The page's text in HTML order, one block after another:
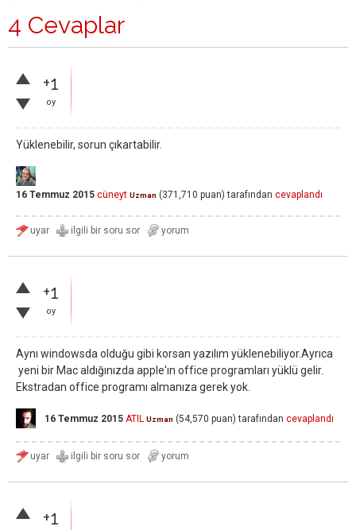
4 Cevaplar
+1
oy
Yüklenebilir, sorun çıkartabilir.
16 Temmuz 2015 cüneyt Uzman (371,710 puan) tarafından cevaplandı
+1
oy
Aynı windowsda olduğu gibi korsan yazılım yüklenebiliyor.Ayrıca
yeni bir Mac aldığınızda apple'ın office programları yüklü gelir.
Ekstradan office programı almanıza gerek yok.
16 Temmuz 2015 ATIL Uzman (54,570 puan) tarafından cevaplandı
+1